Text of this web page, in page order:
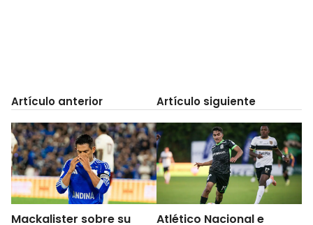
Artículo anterior
Mackalister sobre su
Artículo siguiente
Atlético Nacional e